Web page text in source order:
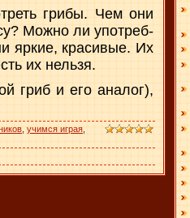
грибы. Чем они
Можно ли употреб­
яркие, красивые. Их
их нельзя.
гриб и его аналог),
учимся играя